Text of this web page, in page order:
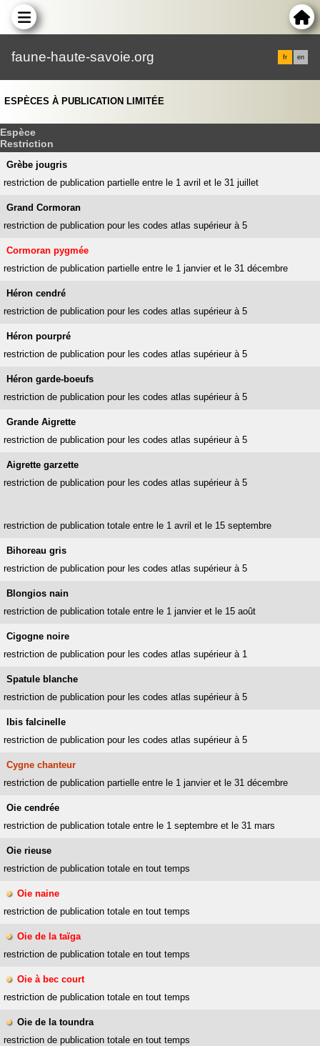
faune-haute-savoie.org fr en
ESPÈCES À PUBLICATION LIMITÉE
Espèce
Restriction
Grèbe jougris
restriction de publication partielle entre le 1 avril et le 31 juillet
Grand Cormoran
restriction de publication pour les codes atlas supérieur à 5
Cormoran pygmée
restriction de publication partielle entre le 1 janvier et le 31 décembre
Héron cendré
restriction de publication pour les codes atlas supérieur à 5
Héron pourpré
restriction de publication pour les codes atlas supérieur à 5
Héron garde-boeufs
restriction de publication pour les codes atlas supérieur à 5
Grande Aigrette
restriction de publication pour les codes atlas supérieur à 5
Aigrette garzette
restriction de publication pour les codes atlas supérieur à 5
restriction de publication totale entre le 1 avril et le 15 septembre
Bihoreau gris
restriction de publication pour les codes atlas supérieur à 5
Blongios nain
restriction de publication totale entre le 1 janvier et le 15 août
Cigogne noire
restriction de publication pour les codes atlas supérieur à 1
Spatule blanche
restriction de publication pour les codes atlas supérieur à 5
Ibis falcinelle
restriction de publication pour les codes atlas supérieur à 5
Cygne chanteur
restriction de publication partielle entre le 1 janvier et le 31 décembre
Oie cendrée
restriction de publication totale entre le 1 septembre et le 31 mars
Oie rieuse
restriction de publication totale en tout temps
Oie naine
restriction de publication totale en tout temps
Oie de la taïga
restriction de publication totale en tout temps
Oie à bec court
restriction de publication totale en tout temps
Oie de la toundra
restriction de publication totale en tout temps